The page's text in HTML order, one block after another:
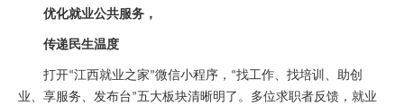
优化就业公共服务，
传递民生温度
打开“江西就业之家”微信小程序， “找工作、找培训、助创
业、享服务、发布台”五大板块清晰明了。多位求职者反馈，就业